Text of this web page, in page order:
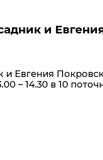
и
Евгения
– 14.30 в 10